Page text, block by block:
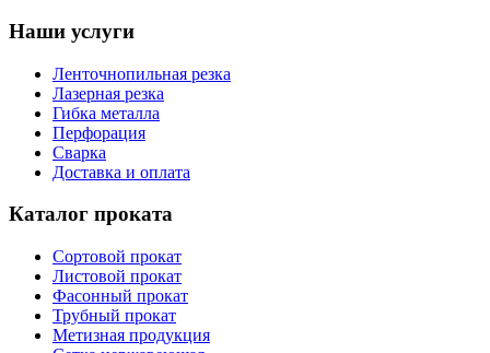
Наши услуги
Ленточнопильная резка
Лазерная резка
Гибка металла
Перфорация
Сварка
Доставка и оплата
Каталог проката
Сортовой прокат
Листовой прокат
Фасонный прокат
Трубный прокат
Метизная продукция